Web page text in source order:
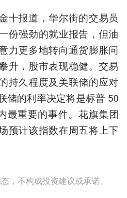
十报道，华尔街的交易员
份强劲的就业报告，但油
力更多地转向通货膨胀问
升，股市表现稳健。交易
持久程度及美联储的应对
储的利率决定将是标普 50
最重要的事件。花旗集团
预计该指数在周五将上下
，不构成投资建议或承诺。